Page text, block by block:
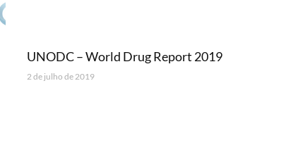
UNODC – World Drug Report 2019
2 de julho de 2019